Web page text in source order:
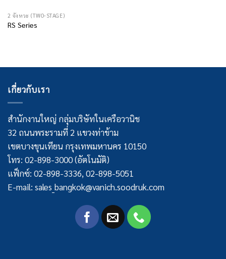
2 จังหวะ (TWO-STAGE)
RS Series
เกี่ยวกับเรา
สำนักงานใหญ่ กลุ่มบริษัทในเครือวานิช
32 ถนนพระรามที่ 2 แขวงท่าข้าม
เขตบางขุนเทียน กรุงเทพมหานคร 10150
โทร: 02-898-3000 (อัตโนมัติ)
แฟ็กซ์: 02-898-3336, 02-898-5051
E-mail: sales_bangkok@vanich.soodruk.com